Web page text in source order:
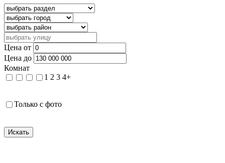
Цена от
Цена до
Комнат
1 2 3 4+
Только с фото
Искать